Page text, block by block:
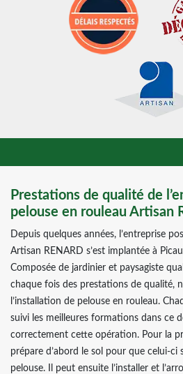
Prestations de qualité de
pelouse en rouleau Artisan
Depuis quelques années, l’entreprise
Artisan RENARD s’est implantée à
Composée de jardinier et paysagiste
chaque fois des prestations de qualité,
l’installation de pelouse en rouleau.
suivi les meilleures formations dans ce
correctement cette opération. Pour la
prépare d’abord le sol pour que celui-
pelouse. Il peut ensuite l’installer et